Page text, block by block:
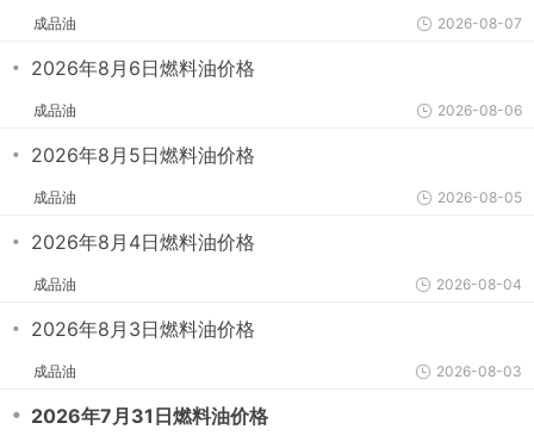
成品油 2026-08-07
・ 2026年8月6日燃料油价格
成品油 2026-08-06
・ 2026年8月5日燃料油价格
成品油 2026-08-05
・ 2026年8月4日燃料油价格
成品油 2026-08-04
・ 2026年8月3日燃料油价格
成品油 2026-08-03
・ 2026年7月31日燃料油价格